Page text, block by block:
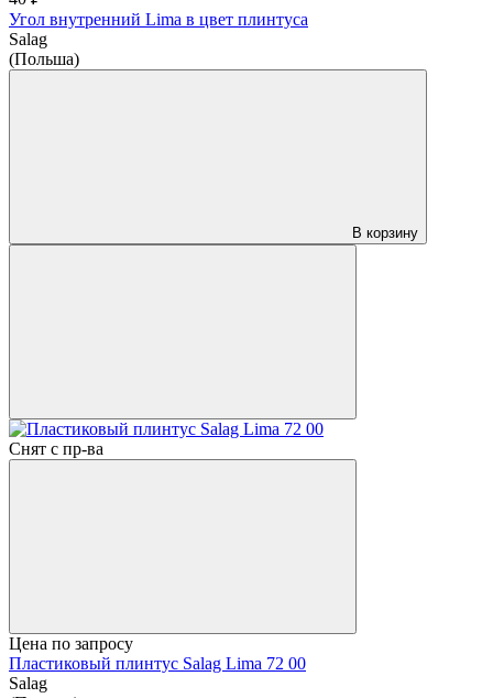
Угол внутренний Lima в цвет плинтуса
Salag
(Польша)
В корзину
Снят с пр-ва
Цена по запросу
Пластиковый плинтус Salag Lima 72 00
Salag